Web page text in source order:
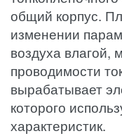
общий корпус.
изменении
воздуха влагой,
проводимости
вырабатывает
которого
характеристик.